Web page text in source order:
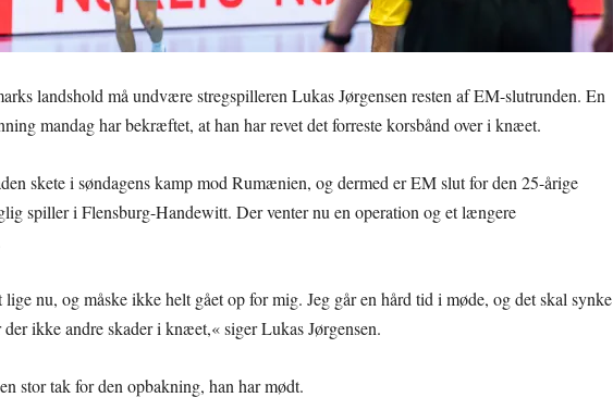
landshold må undvære stregspilleren Lukas Jørgensen resten af EM-slutrunden. En
mandag har bekræftet, at han har revet det forreste korsbånd over i knæet.
skete i søndagens kamp mod Rumænien, og dermed er EM slut for den 25-årige
spiller i Flensburg-Handewitt. Der venter nu en operation og et længere
nu, og måske ikke helt gået op for mig. Jeg går en hård tid i møde, og det skal synke
ikke andre skader i knæet,« siger Lukas Jørgensen.
stor tak for den opbakning, han har mødt.